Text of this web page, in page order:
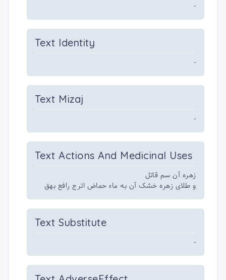
-
Text Identity
-
Text Mizaj
-
Text Actions And Medicinal Uses
زهره آن سم قاتل
و طلای زهره خشک آن به ماء حماض اترج رافع بهق
Text Substitute
-